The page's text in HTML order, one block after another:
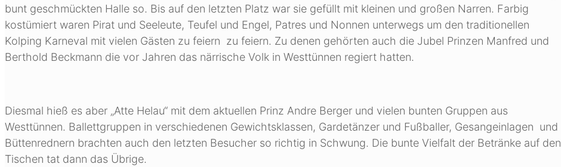
bunt geschmückten Halle so. Bis auf den letzten Platz war sie gefüllt mit kleinen und großen Narren. Farbig
kostümiert waren Pirat und Seeleute, Teufel und Engel, Patres und Nonnen unterwegs um den traditionellen
Kolping Karneval mit vielen Gästen zu feiern zu feiern. Zu denen gehörten auch die Jubel Prinzen Manfred und
Berthold Beckmann die vor Jahren das närrische Volk in Westtünnen regiert hatten.
Diesmal hieß es aber „Atte Helau“ mit dem aktuellen Prinz Andre Berger und vielen bunten Gruppen aus
Westtünnen. Ballettgruppen in verschiedenen Gewichtsklassen, Gardetänzer und Fußballer, Gesangeinlagen und
Büttenrednern brachten auch den letzten Besucher so richtig in Schwung. Die bunte Vielfalt der Betränke auf den
Tischen tat dann das Übrige.